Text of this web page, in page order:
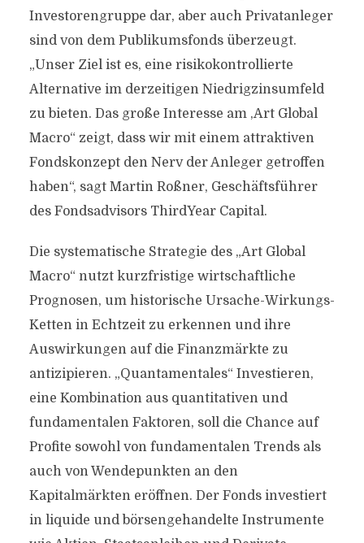
Investorengruppe dar, aber auch Privatanleger
sind von dem Publikumsfonds überzeugt.
„Unser Ziel ist es, eine risikokontrollierte
Alternative im derzeitigen Niedrigzinsumfeld
zu bieten. Das große Interesse am ,Art Global
Macro“ zeigt, dass wir mit einem attraktiven
Fondskonzept den Nerv der Anleger getroffen
haben“, sagt Martin Roßner, Geschäftsführer
des Fondsadvisors ThirdYear Capital.
Die systematische Strategie des „Art Global
Macro“ nutzt kurzfristige wirtschaftliche
Prognosen, um historische Ursache-Wirkungs-
Ketten in Echtzeit zu erkennen und ihre
Auswirkungen auf die Finanzmärkte zu
antizipieren. „Quantamentales“ Investieren,
eine Kombination aus quantitativen und
fundamentalen Faktoren, soll die Chance auf
Profite sowohl von fundamentalen Trends als
auch von Wendepunkten an den
Kapitalmärkten eröffnen. Der Fonds investiert
in liquide und börsengehandelte Instrumente